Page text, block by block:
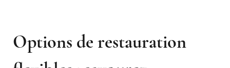
Options de restauration